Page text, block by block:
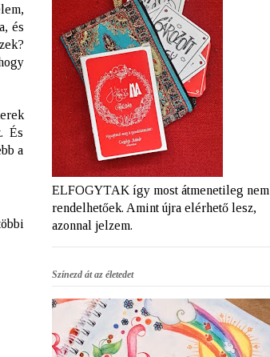
és
És
a
ELFOGYTAK így most átmenetileg nem
rendelhetőek. Amint újra elérhető lesz,
azonnal jelzem.
Színezd át az életedet